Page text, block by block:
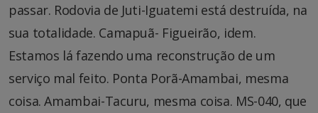
passar. Rodovia de Juti-Iguatemi está destruída, na
sua totalidade. Camapuã- Figueirão, idem.
Estamos lá fazendo uma reconstrução de um
serviço mal feito. Ponta Porã-Amambai, mesma
coisa. Amambai-Tacuru, mesma coisa. MS-040, que